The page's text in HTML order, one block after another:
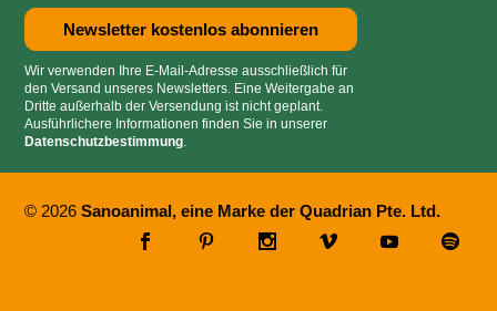
Wir verwenden Ihre E-Mail-Adresse ausschließlich für
den Versand unseres Newsletters. Eine Weitergabe an
Dritte außerhalb der Versendung ist nicht geplant.
Ausführlichere Informationen finden Sie in unserer
Datenschutzbestimmung.
© 2026Sanoanimal, eine Marke der Quadrian Pte. Ltd.